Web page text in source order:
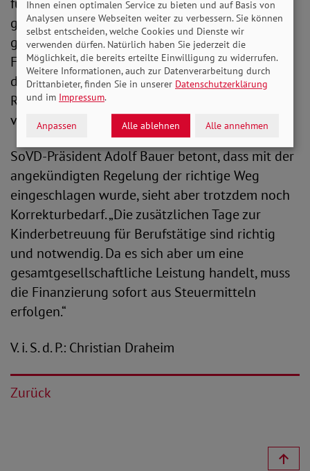
geht. Wir brauchen schnelle und unkomplizierte
gesetzliche Regelungen, die verhindern, dass
Frauen ihren Beruf aufgeben müssen. Wenn uns
das nicht gelingt, drohen wir wieder in alte
Rollenmuster zurückzufallen, und das gilt es zu
verhindern.“
SoVD-Präsident Adolf Bauer betont, dass mit der
angekündigten Regelung der richtige Weg
eingeschlagen wurde, sieht aber trotzdem noch
Korrekturbedarf. „Die zusätzlichen Tage zur
Kinderbetreuung für Berufstätige sind richtig
und notwendig. Da es sich aber um eine
gesamtgesellschaftliche Leistung handelt, muss
die Finanzierung sofort aus Steuermitteln
erfolgen.“
V. i. S. d. P.: Christian Draheim
Zurück
Ihnen einen optimalen Service zu bieten und auf Basis von
Analysen unsere Webseiten weiter zu verbessern. Sie können
selbst entscheiden, welche Cookies und Dienste wir
verwenden dürfen. Natürlich haben Sie jederzeit die
Möglichkeit, die bereits erteilte Einwilligung zu widerrufen.
Weitere Informationen, auch zur Datenverarbeitung durch
Drittanbieter, finden Sie in unserer Datenschutzerklärung
und im Impressum.
Anpassen Alle ablehnen Alle annehmen